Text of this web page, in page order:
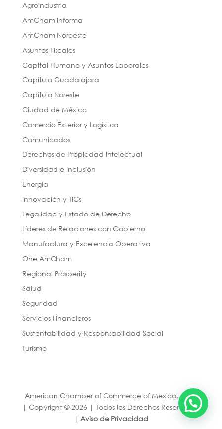
Agroindustria
AmCham Informa
AmCham Noroeste
Asuntos Fiscales
Capital Humano y Asuntos Laborales
Capítulo Guadalajara
Capítulo Noreste
Ciudad de México
Comercio Exterior y Logística
Comunicados
Derechos de Propiedad Intelectual
Diversidad e Inclusión
Energía
Innovación y TICs
Legalidad y Estado de Derecho
Líderes de Relaciones con Gobierno
Manufactura y Excelencia Operativa
One AmCham
Regional Prosperity
Salud
Seguridad
Servicios Financieros
Sustentabilidad y Responsabilidad Social
Turismo
American Chamber of Commerce of Mexico, A. C.
| Copyright © 2026 | Todos los Derechos Reservados
| Aviso de Privacidad